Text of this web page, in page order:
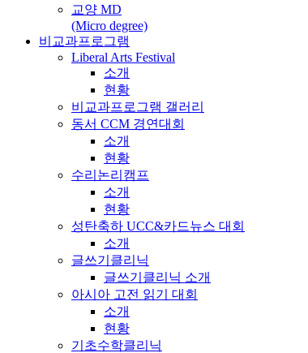
교양 MD
(Micro degree)
비교과프로그램
Liberal Arts Festival
소개
현황
비교과프로그램 갤러리
동서 CCM 경연대회
소개
현황
수리논리캠프
소개
현황
성탄축하 UCC&카드뉴스 대회
소개
글쓰기클리닉
글쓰기클리닉 소개
아시아 고전 읽기 대회
소개
현황
기초수학클리닉